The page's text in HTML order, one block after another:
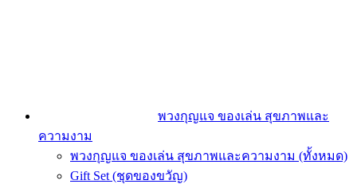
พวงกุญแจ ของเล่น สุขภาพและ
ความงาม
พวงกุญแจ ของเล่น สุขภาพและความงาม (ทั้งหมด)
Gift Set (ชุดของขวัญ)